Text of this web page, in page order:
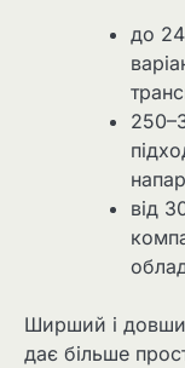
до
від
Ширший і
дає більше